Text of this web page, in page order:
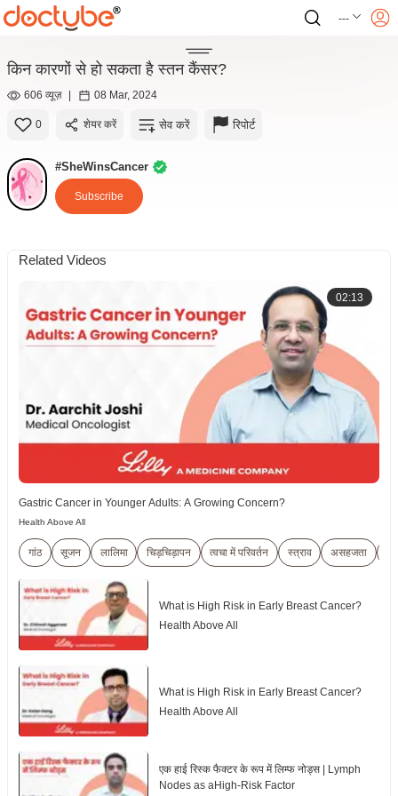
---
किन कारणों से हो सकता है स्तन कैंसर?
606 व्यूज़ | 08 Mar, 2024
0 शेयर करें सेव करें रिपोर्ट
#SheWinsCancer
Subscribe
Related Videos
02:13
Gastric Cancer in Younger Adults: A Growing Concern?
Health Above All
गांठ सूजन लालिमा चिड़चिड़ापन त्वचा में परिवर्तन स्त्राव असहजता
What is High Risk in Early Breast Cancer?
Health Above All
What is High Risk in Early Breast Cancer?
Health Above All
एक हाई रिस्क फैक्टर के रूप में लिम्फ नोड्स | Lymph
Nodes as aHigh-Risk Factor